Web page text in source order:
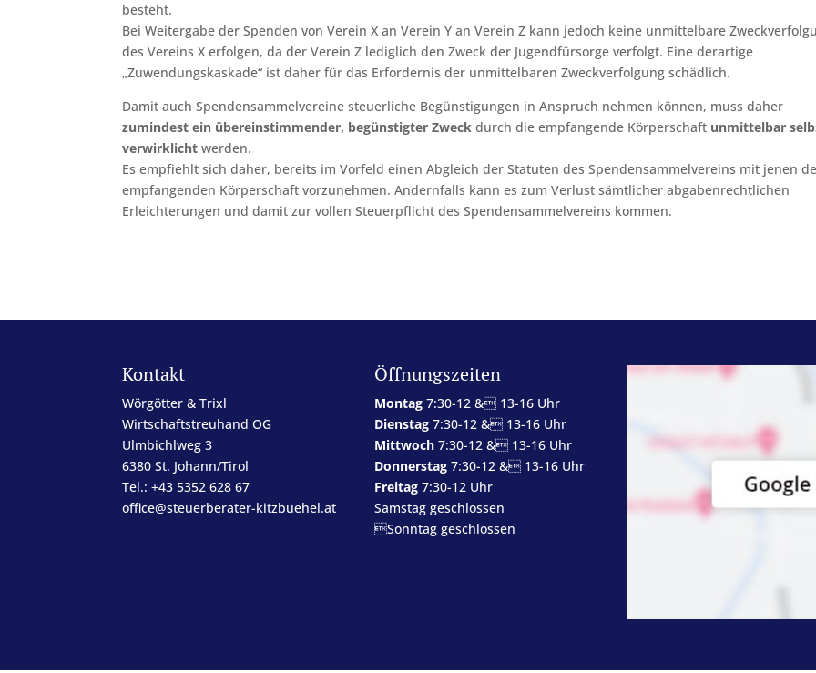
besteht.
Bei Weitergabe der Spenden von Verein X an Verein Y an Verein Z kann jedoch keine unmittelbare
des Vereins X erfolgen, da der Verein Z lediglich den Zweck der Jugendfürsorge verfolgt. Eine derartige
„Zuwendungskaskade“ ist daher für das Erfordernis der unmittelbaren Zweckverfolgung schädlich.
Damit auch Spendensammelvereine steuerliche Begünstigungen in Anspruch nehmen können, muss daher
zumindest ein übereinstimmender, begünstigter Zweck durch die empfangende Körperschaft unmittelbar
verwirklichtwerden.
Es empfiehlt sich daher, bereits im Vorfeld einen Abgleich der Statuten des Spendensammelvereins mit jenen
empfangenden Körperschaft vorzunehmen. Andernfalls kann es zum Verlust sämtlicher abgabenrechtlichen
Erleichterungen und damit zur vollen Steuerpflicht des Spendensammelvereins kommen.
Kontakt
Wörgötter & Trixl
Wirtschaftstreuhand OG
Ulmbichlweg 3
6380 St. Johann/Tirol
Tel.: +43 5352 628 67
office@steuerberater-kitzbuehel.at
Öffnungszeiten
Montag 7:30-12 & 13-16 Uhr
Dienstag 7:30-12 & 13-16 Uhr
Mittwoch 7:30-12 & 13-16 Uhr
Donnerstag 7:30-12 & 13-16 Uhr
Freitag 7:30-12 Uhr
Samstag geschlossen
Sonntag geschlossen